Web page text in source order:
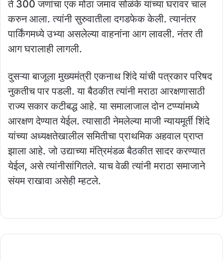
ते 300 जणांचा एक मोठा जमाव सोळंके यांच्या घरावर चाल
करुन आला. त्यांनी सुरुवातीला दगडफेक केली. त्यानंतर
पार्किंगमध्ये उभ्या असलेल्या वाहनांना आग लावली. नंतर ती
आग घरालाही लागली.
दुसऱ्या बाजूला मुख्यमंत्री एकनाथ शिंदे यांची पत्रकार परिषद
नुकतीच पार पडली. या बैठकीत त्यांनी मराठा आरक्षणासाठी
राज्य सकार कटीबद्ध आहे. या समालाजाल दोन टप्प्यांमध्ये
आरक्षण देण्यात येईल. त्यासाठी नेमलेल्या माजी न्यायमूर्ती शिंदे
यांच्या अध्यक्षतेखालील समितीचा प्राथमिक अहवाल प्राप्त
झाला आहे. जो उद्याच्या मंत्रिमंडळ बैठकीत सादर करण्यात
येईल, असे त्यांनीसांगितले. याच वेळी त्यांनी मराठा समाजाने
संयम राखावा असेही म्हटले.